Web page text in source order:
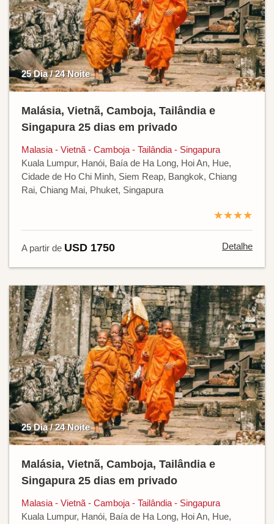
25 Dia / 24 Noite
Malásia, Vietnã, Camboja, Tailândia e
Singapura 25 dias em privado
Malasia - Vietnã - Camboja - Tailândia - Singapura
Kuala Lumpur, Hanói, Baía de Ha Long, Hoi An, Hue,
Cidade de Ho Chi Minh, Siem Reap, Bangkok, Chiang
Rai, Chiang Mai, Phuket, Singapura
★★★★
A partir de USD 1750 Detalhe
25 Dia / 24 Noite
Malásia, Vietnã, Camboja, Tailândia e
Singapura 25 dias em privado
Malasia - Vietnã - Camboja - Tailândia - Singapura
Kuala Lumpur, Hanói, Baía de Ha Long, Hoi An, Hue,